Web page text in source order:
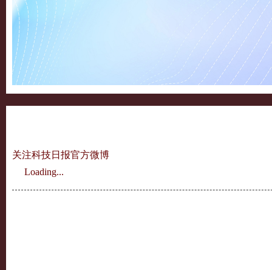
关注科技日报官方微博
Loading...